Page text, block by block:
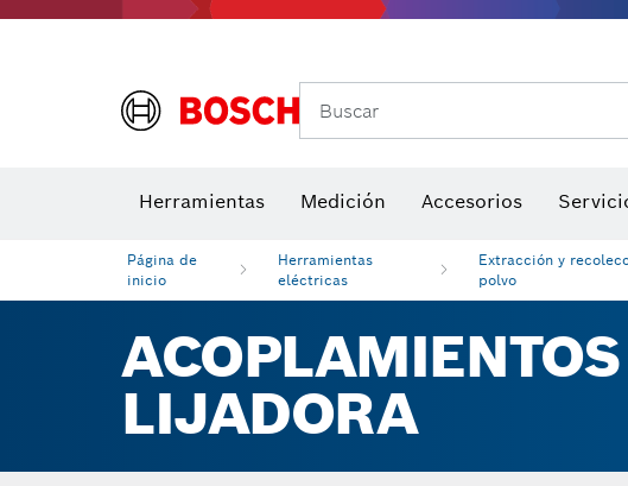
Buscar
Herramientas Medición Accesorios
Página de
inicio
Herramientas
eléctricas
Extracción y
polvo
LIJADORA